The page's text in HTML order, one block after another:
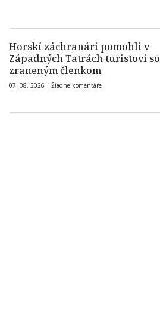
Horskí záchranári pomohli v
Západných Tatrách turistovi so
zraneným členkom
07. 08. 2026 | Žiadne komentáre